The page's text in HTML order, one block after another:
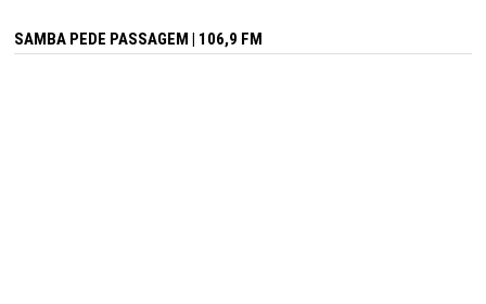
SAMBA PEDE PASSAGEM | 106,9 FM